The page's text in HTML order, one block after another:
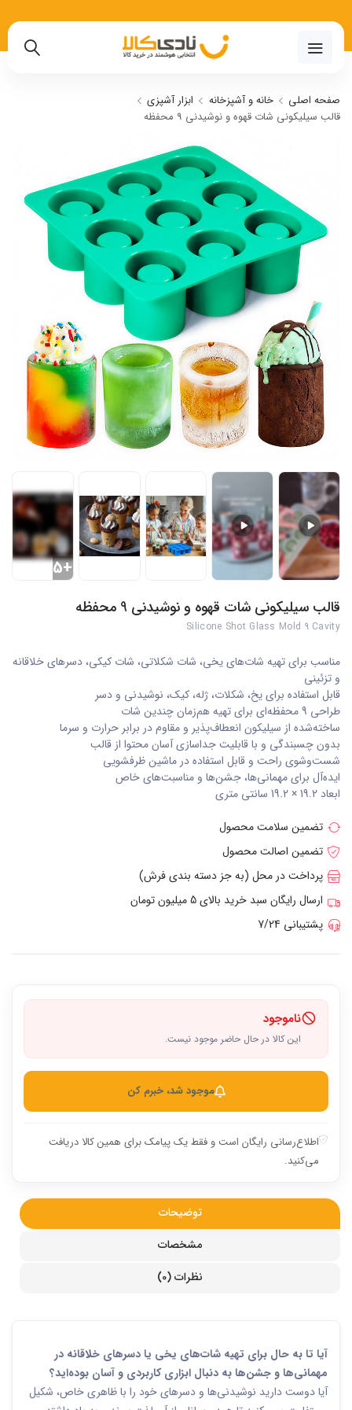
صفحه اصلی خانه و آشپزخانه
ابزار آشپزی
قالب سیلیکونی شات قهوه و نوشیدنی 9 محفظه
+5
قالب سیلیکونی شات قهوه و نوشیدنی 9 محفظه
Silicone Shot Glass Mold 9 Cavity
مناسب برای تهیه شات‌های یخی، شات شکلاتی، شات کیکی، دسرهای خلاقانه
و تزئینی
قابل استفاده برای یخ، شکلات، ژله، کیک، نوشیدنی و دسر
طراحی 9 محفظه‌ای برای تهیه هم‌زمان چندین شات
ساخته‌شده از سیلیکون انعطاف‌پذیر و مقاوم در برابر حرارت و سرما
بدون چسبندگی و با قابلیت جداسازی آسان محتوا از قالب
شست‌وشوی راحت و قابل استفاده در ماشین ظرفشویی
ایده‌آل برای مهمانی‌ها، جشن‌ها و مناسبت‌های خاص
ابعاد 19.2 × 19.2 سانتی متری
تضمین سلامت محصول
تضمین اصالت محصول
پرداخت در محل (به جز دسته بندی فرش)
ارسال رایگان سبد خرید بالای 5 میلیون تومان
پشتیبانی 7/24
ناموجود
این کالا در حال حاضر موجود نیست.
موجود شد، خبرم کن
اطلاع‌رسانی رایگان است و فقط یک پیامک برای همین کالا دریافت
می‌کنید.
توضیحات
مشخصات
نظرات (0)
آیا تا به حال برای تهیه شات‌های یخی یا دسرهای خلاقانه در
مهمانی‌ها و جشن‌ها به دنبال ابزاری کاربردی و آسان بوده‌اید؟
آیا دوست دارید نوشیدنی‌ها و دسرهای خود را با ظاهری خاص، شکیل